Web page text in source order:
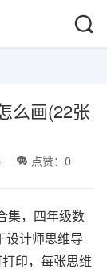
么画(22张
点赞：0
集，四年级数
设计师思维导
印，每张思维